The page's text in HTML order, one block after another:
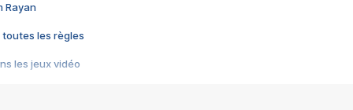
Rayan
toutes les règles
les jeux vidéo